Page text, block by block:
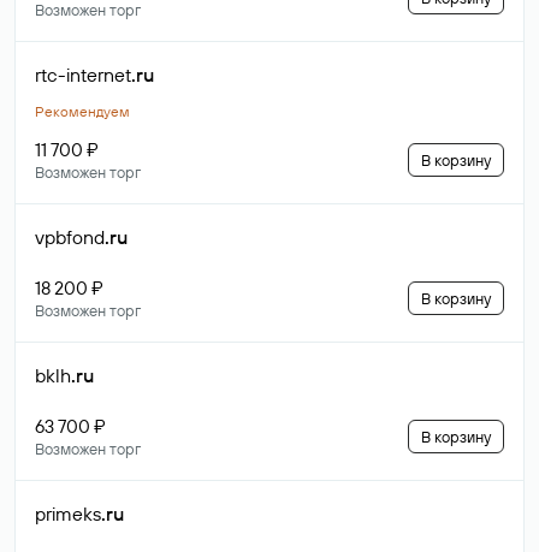
Возможен торг
rtc-internet.ru
Рекомендуем
11 700 ₽
Возможен торг
В корзину
vpbfond.ru
18 200 ₽
Возможен торг
В корзину
bklh.ru
63 700 ₽
Возможен торг
В корзину
primeks.ru